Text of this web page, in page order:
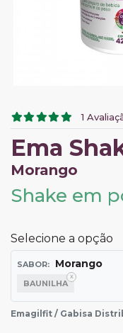
1
Ema
Morango
Shake em
Selecione a opção
SABOR: Morango
BAUNILHA
Emagilfit / Gabisa